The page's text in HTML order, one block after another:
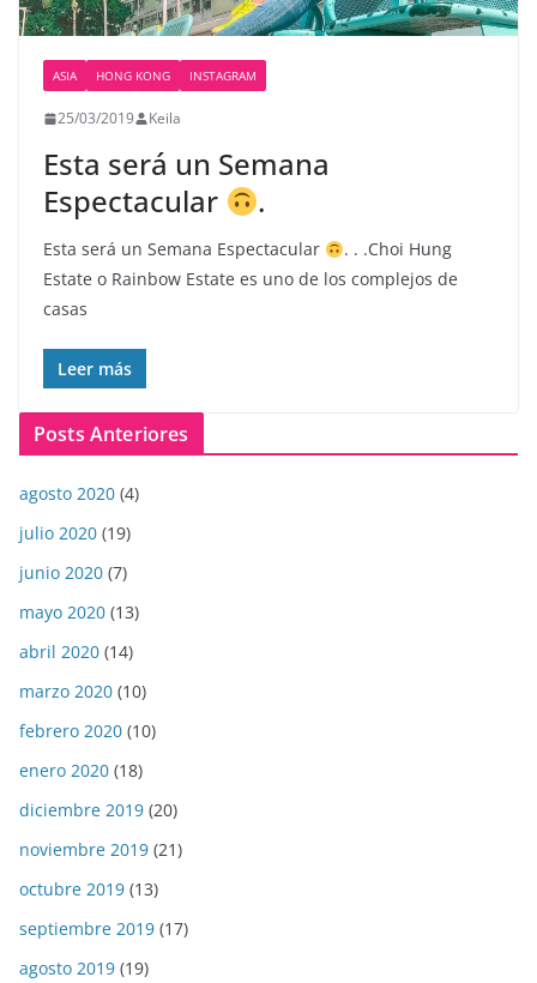
ASIA HONG KONG INSTAGRAM
25/03/2019 Keila
Esta será un Semana
Espectacular
.
Esta será un Semana Espectacular
. . .Choi Hung
Estate o Rainbow Estate es uno de los complejos de
casas
Leer más
Posts Anteriores
agosto 2020 (4)
julio 2020 (19)
junio 2020 (7)
mayo 2020 (13)
abril 2020 (14)
marzo 2020 (10)
febrero 2020 (10)
enero 2020 (18)
diciembre 2019 (20)
noviembre 2019 (21)
octubre 2019 (13)
septiembre 2019 (17)
agosto 2019 (19)